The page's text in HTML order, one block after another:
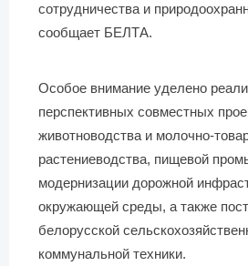
сотрудничества и
сообщает БЕЛТА.
Особое внимание уделено
перспективных совместных
животноводства и молочно-
растениеводства, пищевой
модернизации дорожной
окружающей среды, а также
белорусской
коммунальной техники.